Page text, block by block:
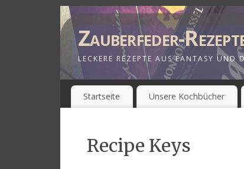
Zauberfeder-
LECKERE REZEPTE AUS FANTASY
Startseite Unsere Kochbücher
Recipe Keys